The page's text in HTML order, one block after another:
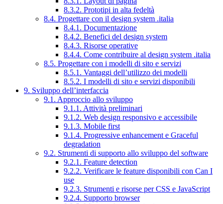
8.3.2. Prototipi in alta fedeltà
8.4. Progettare con il design system .italia
8.4.1. Documentazione
8.4.2. Benefici del design system
8.4.3. Risorse operative
8.4.4. Come contribuire al design system .italia
8.5. Progettare con i modelli di sito e servizi
8.5.1. Vantaggi dell’utilizzo dei modelli
8.5.2. I modelli di sito e servizi disponibili
9. Sviluppo dell’interfaccia
9.1. Approccio allo sviluppo
9.1.1. Attività preliminari
9.1.2. Web design responsivo e accessibile
9.1.3. Mobile first
9.1.4. Progressive enhancement e Graceful
degradation
9.2. Strumenti di supporto allo sviluppo del software
9.2.1. Feature detection
9.2.2. Verificare le feature disponibili con Can I
use
9.2.3. Strumenti e risorse per CSS e JavaScript
9.2.4. Supporto browser